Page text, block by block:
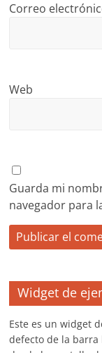
Correo
Web
Guarda mi
navegador para
Widget de
Este es un widget
defecto de la barra